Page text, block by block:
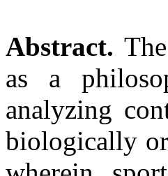
Abstract.
as a
analyzing
biologically